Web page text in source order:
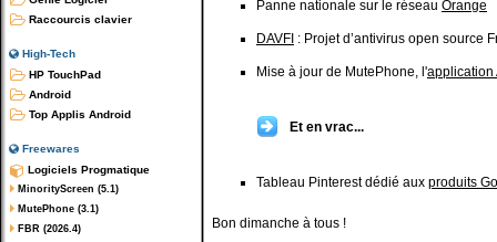
Raccourcis clavier
High-Tech
HP TouchPad
Android
Top Applis Android
Freewares
Logiciels Progmatique
MinorityScreen (5.1)
MutePhone (3.1)
FBR (2026.4)
Panne nationale sur le réseau Orange
DAVFI : Projet d’antivirus open source
Mise à jour de MutePhone, l'application
Et en vrac...
Tableau Pinterest dédié aux produits
Bon dimanche à tous !